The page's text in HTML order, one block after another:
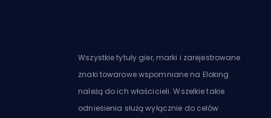
Wszystkie tytuły gier, marki i zarejestrowane
znaki towarowe wspomniane na Eloking
należą do ich właścicieli. Wszelkie takie
odniesienia służą wyłącznie do celów